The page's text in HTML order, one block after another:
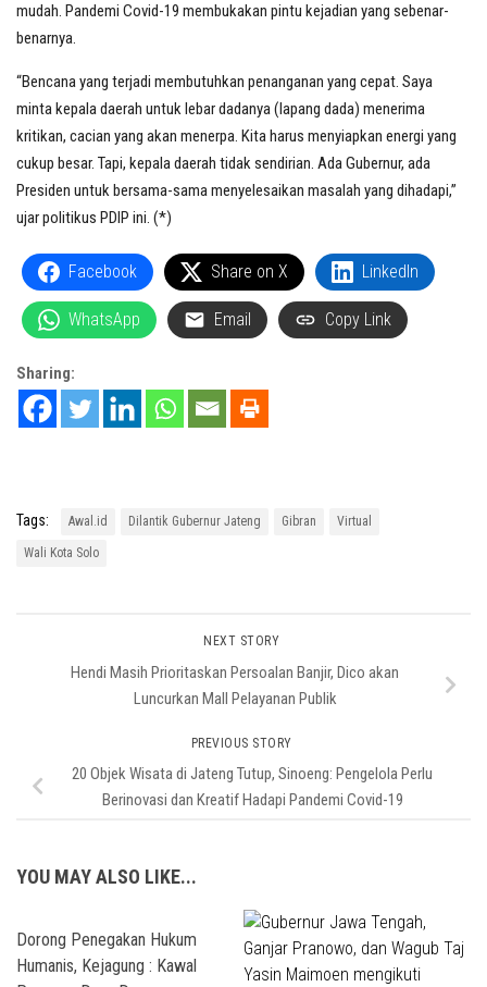
mudah. Pandemi Covid-19 membukakan pintu kejadian yang sebenar-
benarnya.
“Bencana yang terjadi membutuhkan penanganan yang cepat. Saya
minta kepala daerah untuk lebar dadanya (lapang dada) menerima
kritikan, cacian yang akan menerpa. Kita harus menyiapkan energi yang
cukup besar. Tapi, kepala daerah tidak sendirian. Ada Gubernur, ada
Presiden untuk bersama-sama menyelesaikan masalah yang dihadapi,”
ujar politikus PDIP ini. (*)
Facebook Share on X LinkedIn
WhatsApp Email Copy Link
Sharing:
Tags: Awal.id Dilantik Gubernur Jateng Gibran Virtual
Wali Kota Solo
NEXT STORY
Hendi Masih Prioritaskan Persoalan Banjir, Dico akan
Luncurkan Mall Pelayanan Publik
PREVIOUS STORY
20 Objek Wisata di Jateng Tutup, Sinoeng: Pengelola Perlu
Berinovasi dan Kreatif Hadapi Pandemi Covid-19
YOU MAY ALSO LIKE...
Dorong Penegakan Hukum
Humanis, Kejagung : Kawal